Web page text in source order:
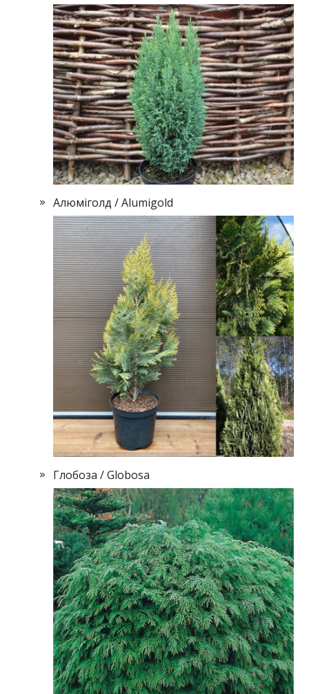
Алюміголд / Alumigold
Глобоза / Globosa